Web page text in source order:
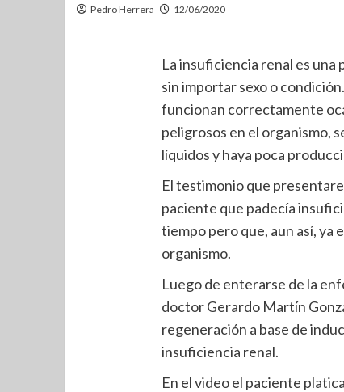
Pedro Herrera 12/06/2020
La insuficiencia renal es una
sin importar sexo o
funcionan correctamente
peligrosos en el organismo,
líquidos y haya poca
El testimonio que
paciente que padecía
tiempo pero que, aun así, ya
organismo.
Luego de enterarse de la
doctor Gerardo Martín
regeneración a base de
insuficiencia renal.
En el video el paciente